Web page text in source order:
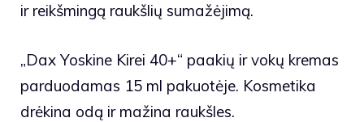
ir reikšmingą raukšlių sumažėjimą.
„Dax Yoskine Kirei 40+“ paakių ir vokų kremas
parduodamas 15 ml pakuotėje. Kosmetika
drėkina odą ir mažina raukšles.